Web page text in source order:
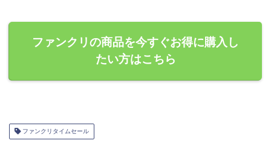
ファンクリの商品を今すぐお得に購入し
たい方はこちら
ファンクリタイムセール